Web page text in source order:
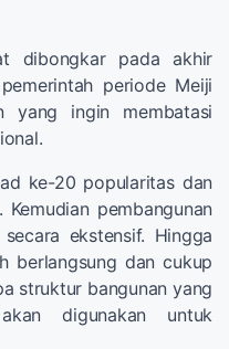
dibongkar pada akhir
periode Meiji
ingin membatasi
ke-20 popularitas dan
pembangunan
ekstensif. Hingga
berlangsung dan cukup
struktur bangunan yang
digunakan untuk